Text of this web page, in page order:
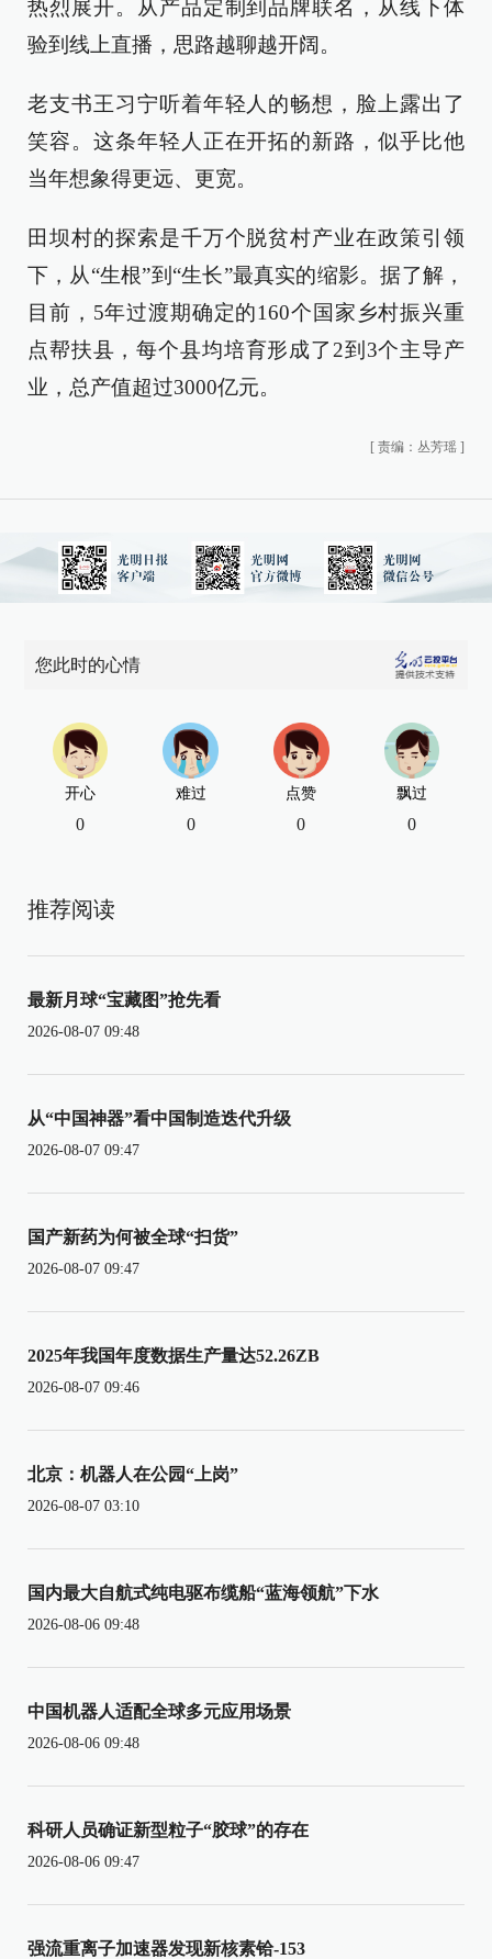
热烈展开。从产品定制到品牌联名，从线下体
验到线上直播，思路越聊越开阔。
老支书王习宁听着年轻人的畅想，脸上露出了
笑容。这条年轻人正在开拓的新路，似乎比他
当年想象得更远、更宽。
田坝村的探索是千万个脱贫村产业在政策引领
下，从“生根”到“生长”最真实的缩影。据了解，
目前，5年过渡期确定的160个国家乡村振兴重
点帮扶县，每个县均培育形成了2到3个主导产
业，总产值超过3000亿元。
[ 责编：丛芳瑶 ]
您此时的心情
开心
0
难过
0
点赞
0
飘过
0
推荐阅读
最新月球“宝藏图”抢先看
2026-08-07 09:48
从“中国神器”看中国制造迭代升级
2026-08-07 09:47
国产新药为何被全球“扫货”
2026-08-07 09:47
2025年我国年度数据生产量达52.26ZB
2026-08-07 09:46
北京：机器人在公园“上岗”
2026-08-07 03:10
国内最大自航式纯电驱布缆船“蓝海领航”下水
2026-08-06 09:48
中国机器人适配全球多元应用场景
2026-08-06 09:48
科研人员确证新型粒子“胶球”的存在
2026-08-06 09:47
强流重离子加速器发现新核素铪-153